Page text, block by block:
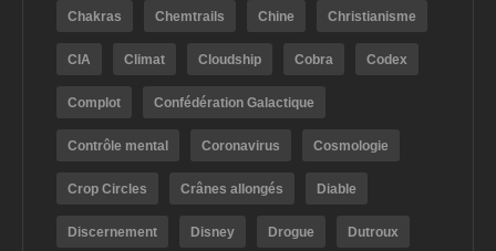
Chakras Chemtrails Chine Christianisme
CIA Climat Cloudship Cobra Codex
Complot Confédération Galactique
Contrôle mental Coronavirus Cosmologie
Crop Circles Crânes allongés Diable
Discernement Disney Drogue Dutroux